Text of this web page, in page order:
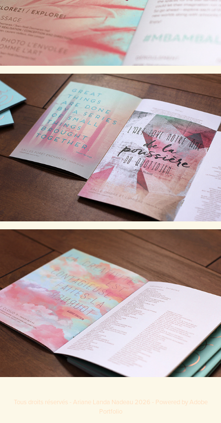
Tous droits réservés - Ariane Landa Nadeau 2026 - Powered by Adobe
Portfolio